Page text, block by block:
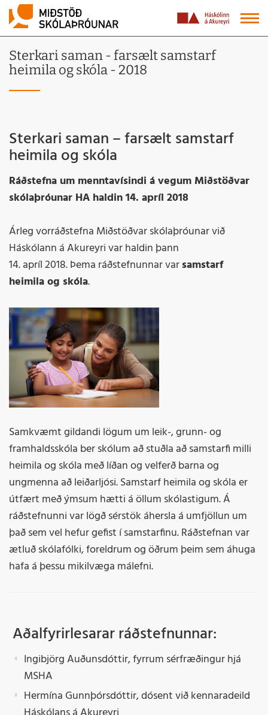
Sterkari saman - farsælt samstarf
heimila og skóla - 2018
Sterkari saman – farsælt samstarf
heimila og skóla
Ráðstefna um menntavísindi á vegum Miðstöðvar
skólaþróunar HA haldin14. apríl 2018
Árleg vorráðstefna Miðstöðvar skólaþróunar við
Háskólann á Akureyri var haldin þann
14. apríl 2018. Þema ráðstefnunnar varsamstarf
heimila og skóla.
Samkvæmt gildandi lögum um leik-, grunn- og
framhaldsskóla ber skólum að stuðla að samstarfi milli
heimila og skóla með líðan og velferð barna og
ungmenna að leiðarljósi. Samstarf heimila og skóla er
útfært með ýmsum hætti á öllum skólastigum. Á
ráðstefnunni var lögð sérstök áhersla á umfjöllun um
það sem vel hefur gefist í samstarfinu. Ráðstefnan var
ætluð skólafólki, foreldrum og öðrum þeim sem áhuga
hafa á þessu mikilvæga málefni.
Aðalfyrirlesarar ráðstefnunnar:
Ingibjörg Auðunsdóttir, fyrrum sérfræðingur hjá
MSHA
Hermína Gunnþórsdóttir, dósent við kennaradeild